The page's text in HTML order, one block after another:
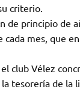
criterio.
principio de
mes, que
club Vélez
tesorería de la